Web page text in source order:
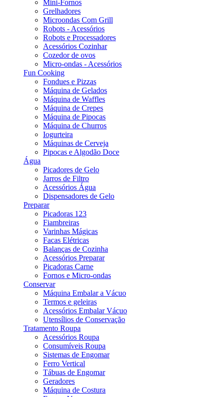
Mini-Fornos
Grelhadores
Microondas Com Grill
Robots - Acessórios
Robots e Processadores
Acessórios Cozinhar
Cozedor de ovos
Micro-ondas - Acessórios
Fun Cooking
Fondues e Pizzas
Máquina de Gelados
Máquina de Waffles
Máquina de Crepes
Máquina de Pipocas
Máquina de Churros
Iogurteira
Máquinas de Cerveja
Pipocas e Algodão Doce
Água
Picadores de Gelo
Jarros de Filtro
Acessórios Água
Dispensadores de Gelo
Preparar
Picadoras 123
Fiambreiras
Varinhas Mágicas
Facas Elétricas
Balanças de Cozinha
Acessórios Preparar
Picadoras Carne
Fornos e Micro-ondas
Conservar
Máquina Embalar a Vácuo
Termos e geleiras
Acessórios Embalar Vácuo
Utensílios de Conservação
Tratamento Roupa
Acessórios Roupa
Consumíveis Roupa
Sistemas de Engomar
Ferro Vertical
Tábuas de Engomar
Geradores
Máquina de Costura